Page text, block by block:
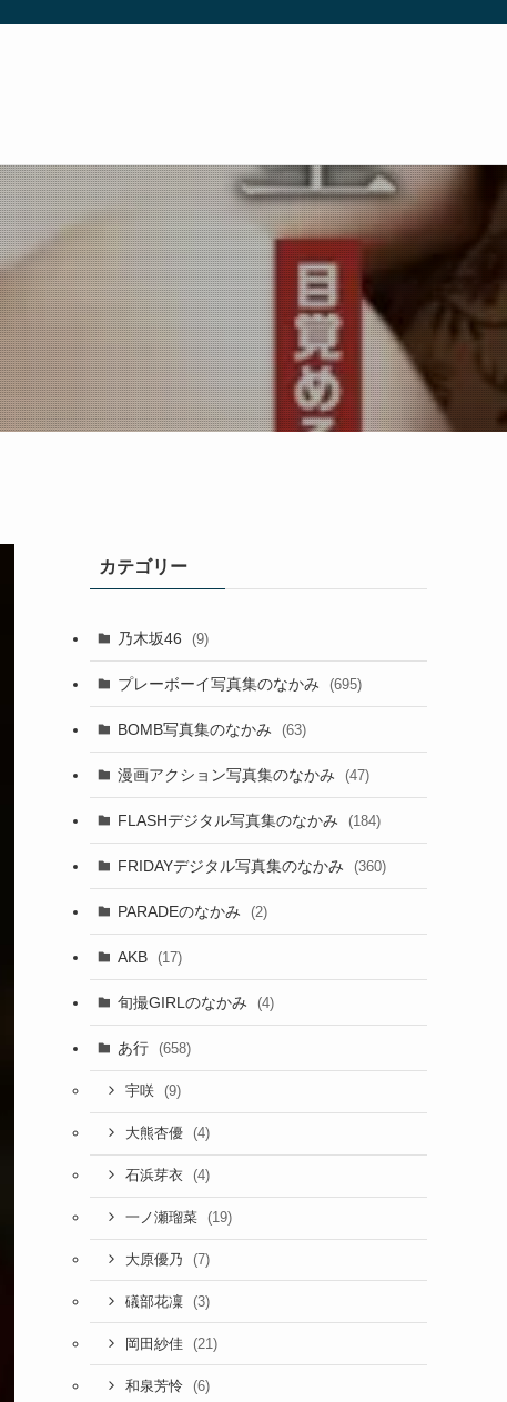
カテゴリー
乃木坂46 (9)
プレーボーイ写真集のなかみ (695)
BOMB写真集のなかみ (63)
漫画アクション写真集のなかみ (47)
FLASHデジタル写真集のなかみ (184)
FRIDAYデジタル写真集のなかみ (360)
PARADEのなかみ (2)
AKB (17)
旬撮GIRLのなかみ (4)
あ行 (658)
宇咲 (9)
大熊杏優 (4)
石浜芽衣 (4)
一ノ瀬瑠菜 (19)
大原優乃 (7)
礒部花凜 (3)
岡田紗佳 (21)
和泉芳怜 (6)